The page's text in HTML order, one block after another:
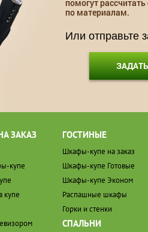
помогут
по материалам.
Или отправьте
ЗАКАЗ
купе
купе
ГОСТИНЫЕ
Шкафы-купе на заказ
Шкафы-купе Готовые
Шкафы-купе Эконом
Распашные шкафы
Горки и стенки
СПАЛЬНИ